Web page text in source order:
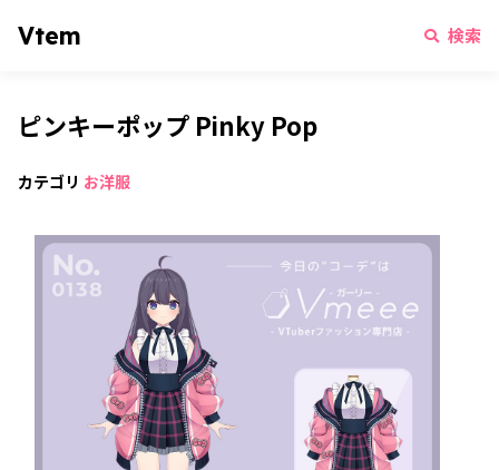
Vtem 検索
ピンキーポップ Pinky Pop
カテゴリ お洋服